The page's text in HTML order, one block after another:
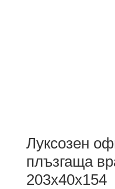
Луксозен
плъзгаща
203x40x154